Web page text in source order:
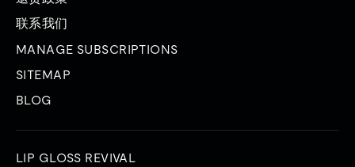
联系我们
MANAGE SUBSCRIPTIONS
SITEMAP
BLOG
LIP GLOSS REVIVAL